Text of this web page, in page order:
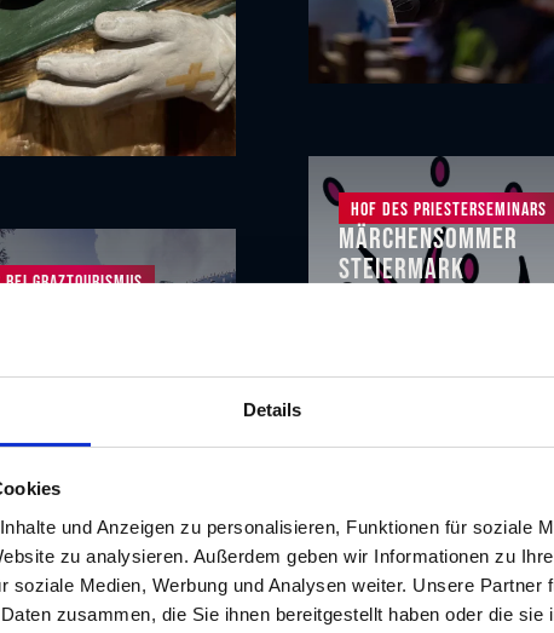
Details
und Anzeigen zu personalisieren, Funktionen für soziale
zu analysieren. Außerdem geben wir Informationen zu
soziale Medien, Werbung und Analysen weiter. Unsere Partner
zusammen, die Sie ihnen bereitgestellt haben oder die sie
Graztourismus
Hof des Priesterseminars
Märchensommer
Steiermark